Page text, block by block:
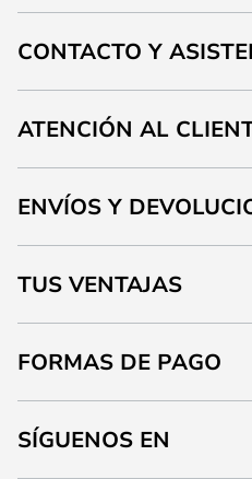
CONTACTO Y
ATENCIÓN AL
ENVÍOS Y
TUS VENTAJAS
FORMAS DE PAGO
SÍGUENOS EN